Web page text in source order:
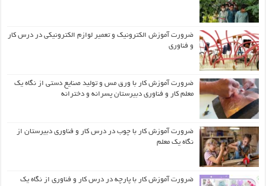
ضرورت آموزش الکترونیک و تعمیر لوازم الکترونیکی در درس کار
و فناوری
ضرورت آموزش کار با ورق مس و تولید صنایع دستی از نگاه یک
معلم کار و فناوری دبیرستان پسرانه و دخترانه
ضرورت آموزش کار با چوب در درس کار و فناوری دبیرستان از
نگاه یک معلم
ضرورت آموزش کار با پارچه در درس کار و فناوری از نگاه یک